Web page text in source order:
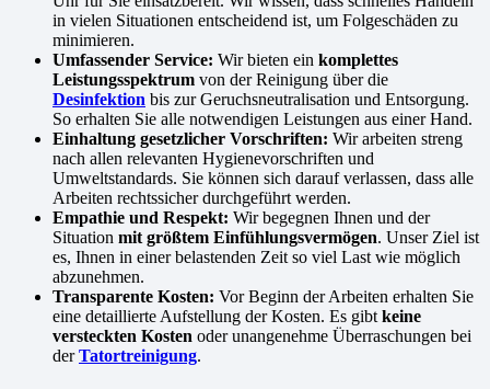
in vielen Situationen entscheidend ist, um Folgeschäden zu
minimieren.
Umfassender Service: Wir bieten ein komplettes
Leistungsspektrum von der Reinigung über die
Desinfektion bis zur Geruchsneutralisation und Entsorgung.
So erhalten Sie alle notwendigen Leistungen aus einer Hand.
Einhaltung gesetzlicher Vorschriften: Wir arbeiten streng
nach allen relevanten Hygienevorschriften und
Umweltstandards. Sie können sich darauf verlassen, dass alle
Arbeiten rechtssicher durchgeführt werden.
Empathie und Respekt: Wir begegnen Ihnen und der
Situation mit größtem Einfühlungsvermögen. Unser Ziel ist
es, Ihnen in einer belastenden Zeit so viel Last wie möglich
abzunehmen.
Transparente Kosten: Vor Beginn der Arbeiten erhalten Sie
eine detaillierte Aufstellung der Kosten. Es gibt keine
versteckten Kosten oder unangenehme Überraschungen bei
derTatortreinigung.